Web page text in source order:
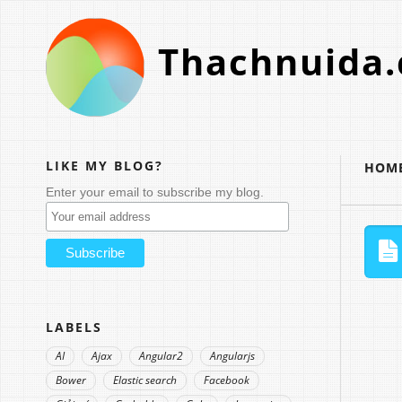
LIKE MY BLOG?
Enter your email to subscribe my blog.
LABELS
AI Ajax Angular2
Angularjs
Bower
Elastic search
Facebook